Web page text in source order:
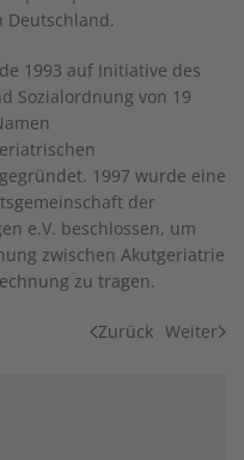
Deutschland.
1993 auf Initiative des
Sozialordnung von 19
1997 wurde eine
der
e.V. beschlossen, um
zwischen Akutgeriatrie
zu tragen.
Zurück Weiter